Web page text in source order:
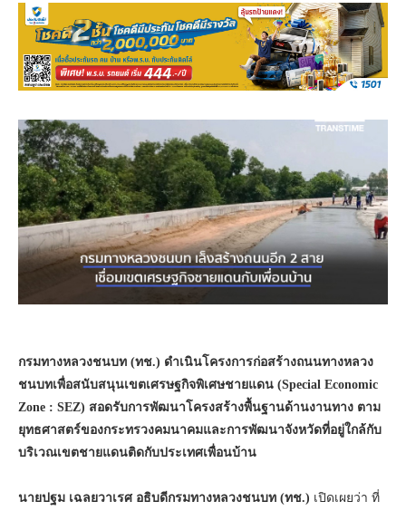
กรมทางหลวงชนบท (ทช.) ดำเนินโครงการก่อสร้างถนนทางหลวง
ชนบทเพื่อสนับสนุนเขตเศรษฐกิจพิเศษชายแดน (Special Economic
Zone : SEZ) สอดรับการพัฒนาโครงสร้างพื้นฐานด้านงานทาง ตาม
ยุทธศาสตร์ของกระทรวงคมนาคมและการพัฒนาจังหวัดที่อยู่ใกล้กับ
บริเวณเขตชายแดนติดกับประเทศเพื่อนบ้าน
นายปฐม เฉลยวาเรศ อธิบดีกรมทางหลวงชนบท (ทช.) เปิดเผยว่า ที่